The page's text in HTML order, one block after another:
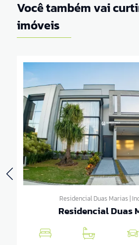
Você também vai
imóveis
Residencial Duas Marias |
Residencial Duas